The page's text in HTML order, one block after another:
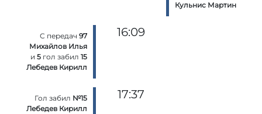
Кульнис Мартин
С передач97
Михайлов Илья
и5 гол забил15
Лебедев Кирилл
16:09
Гол забил №15
Лебедев Кирилл
17:37